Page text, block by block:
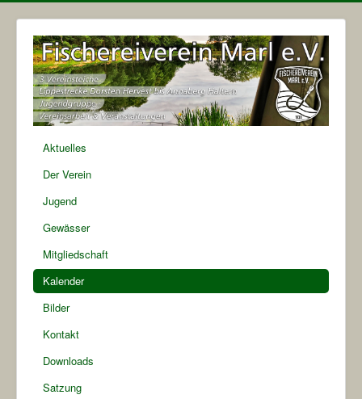
Aktuelles
Der Verein
Jugend
Gewässer
Mitgliedschaft
Kalender
Bilder
Kontakt
Downloads
Satzung